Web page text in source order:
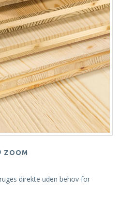
ZOOM
direkte uden behov for